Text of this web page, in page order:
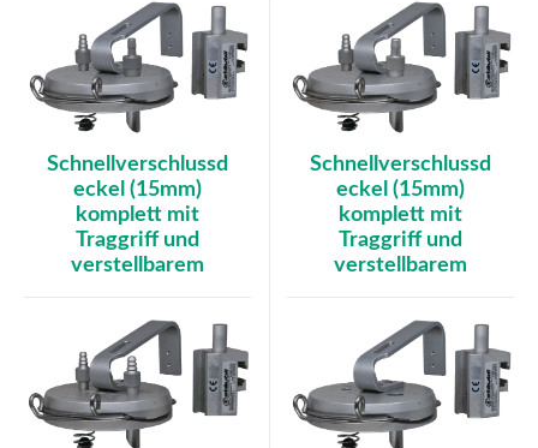
Schnellverschlussd
eckel (15mm)
komplett mit
Traggriff und
verstellbarem
Schnellverschlussd
eckel (15mm)
komplett mit
Traggriff und
verstellbarem